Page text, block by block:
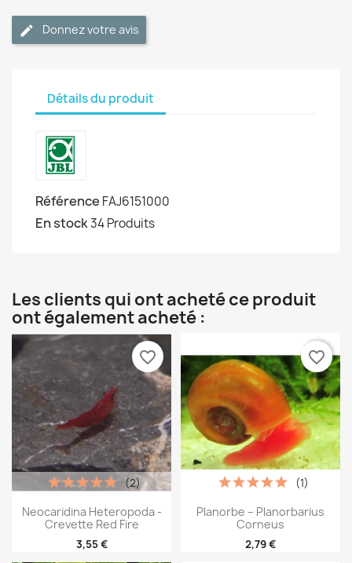
Donnez votre avis
Détails du produit
Référence FAJ6151000
En stock34 Produits
Les clients qui ont acheté ce produit
ont également acheté :
Neocaridina Heteropoda -
Crevette Red Fire
3,55 €
(2)
favorite_border
Planorbe – Planorbarius
Corneus
2,79 €
(1)
favorite_border